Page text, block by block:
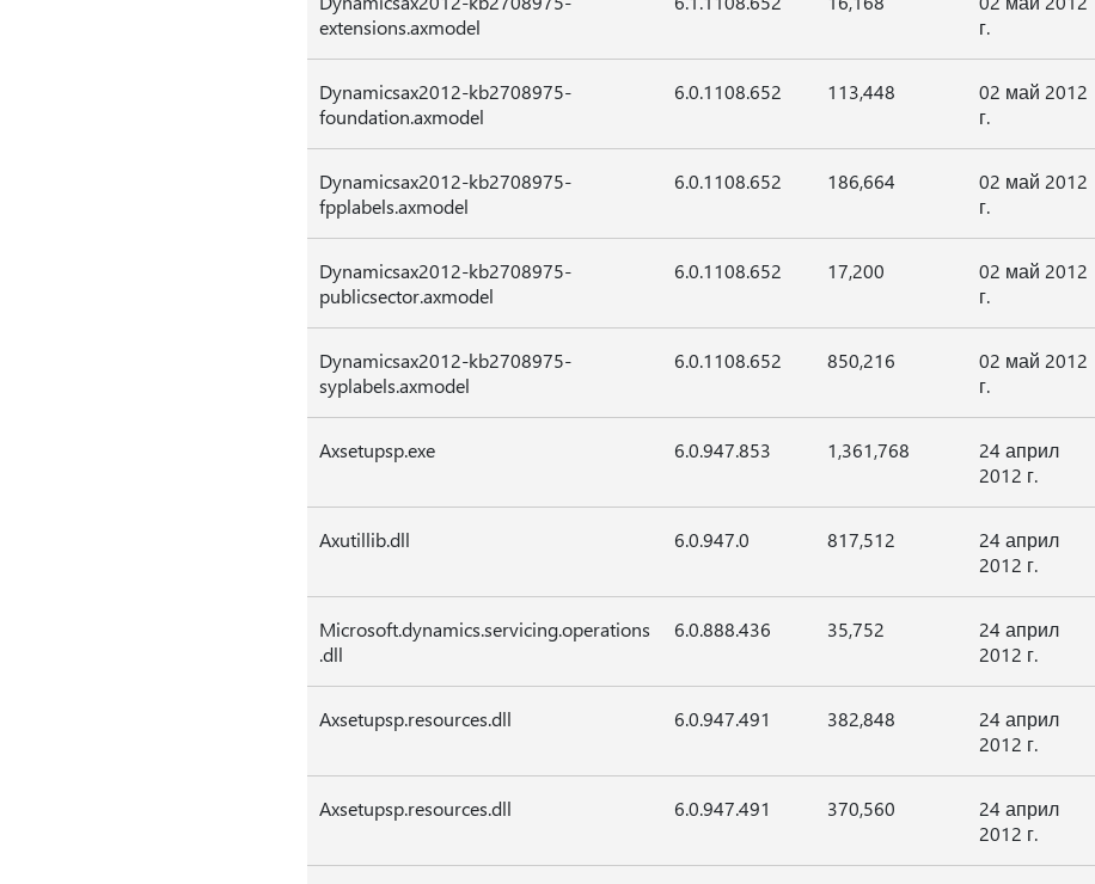
extensions.axmodel
г.
Dynamicsax2012-kb2708975-
foundation.axmodel
6.0.1108.652 113,448
02 май 2012
г.
Dynamicsax2012-kb2708975-
fpplabels.axmodel
6.0.1108.652 186,664
02 май 2012
г.
Dynamicsax2012-kb2708975-
publicsector.axmodel
6.0.1108.652 17,200
02 май 2012
г.
Dynamicsax2012-kb2708975-
syplabels.axmodel
6.0.1108.652 850,216
02 май 2012
г.
Axsetupsp.exe 6.0.947.853 1,361,768
24 април
2012 г.
Axutillib.dll 6.0.947.0 817,512
24 април
2012 г.
Microsoft.dynamics.servicing.operations
.dll
6.0.888.436 35,752
24 април
2012 г.
Axsetupsp.resources.dll 6.0.947.491 382,848
24 април
2012 г.
Axsetupsp.resources.dll 6.0.947.491 370,560
24 април
2012 г.